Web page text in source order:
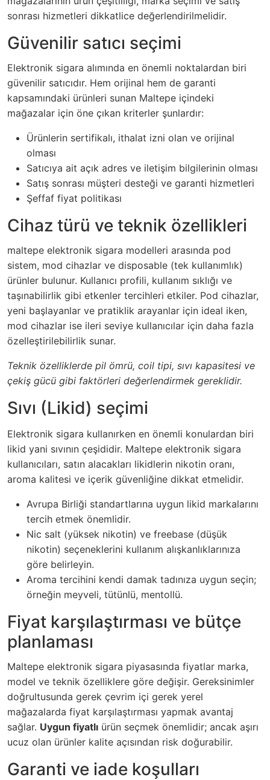
sonrası hizmetleri dikkatlice değerlendirilmelidir.
Güvenilir satıcı seçimi
Elektronik sigara alımında en önemli noktalardan biri
güvenilir satıcıdır. Hem orijinal hem de garanti
kapsamındaki ürünleri sunan Maltepe içindeki
mağazalar için öne çıkan kriterler şunlardır:
Ürünlerin sertifikalı, ithalat izni olan ve orijinal
olması
Satıcıya ait açık adres ve iletişim bilgilerinin olması
Satış sonrası müşteri desteği ve garanti hizmetleri
Şeffaf fiyat politikası
Cihaz türü ve teknik özellikleri
maltepe elektronik sigara modelleri arasında pod
sistem, mod cihazlar ve disposable (tek kullanımlık)
ürünler bulunur. Kullanıcı profili, kullanım sıklığı ve
taşınabilirlik gibi etkenler tercihleri etkiler. Pod cihazlar,
yeni başlayanlar ve pratiklik arayanlar için ideal iken,
mod cihazlar ise ileri seviye kullanıcılar için daha fazla
özelleştirilebilirlik sunar.
Teknik özelliklerde pil ömrü, coil tipi, sıvı kapasitesi ve
çekiş gücü gibi faktörleri değerlendirmek gereklidir.
Sıvı (Likid) seçimi
Elektronik sigara kullanırken en önemli konulardan biri
likid yani sıvının çeşididir. Maltepe elektronik sigara
kullanıcıları, satın alacakları likidlerin nikotin oranı,
aroma kalitesi ve içerik güvenliğine dikkat etmelidir.
Avrupa Birliği standartlarına uygun likid markalarını
tercih etmek önemlidir.
Nic salt (yüksek nikotin) ve freebase (düşük
nikotin) seçeneklerini kullanım alışkanlıklarınıza
göre belirleyin.
Aroma tercihini kendi damak tadınıza uygun seçin;
örneğin meyveli, tütünlü, mentollü.
Fiyat karşılaştırması ve bütçe
planlaması
Maltepe elektronik sigara piyasasında fiyatlar marka,
model ve teknik özelliklere göre değişir. Gereksinimler
doğrultusunda gerek çevrim içi gerek yerel
mağazalarda fiyat karşılaştırması yapmak avantaj
sağlar. Uygun fiyatlı ürün seçmek önemlidir; ancak aşırı
ucuz olan ürünler kalite açısından risk doğurabilir.
Garanti ve iade koşulları